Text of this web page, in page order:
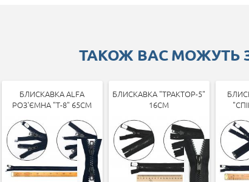
ТАКОЖ ВАС МОЖУТЬ
БЛИСКАВКА ALFA
РОЗ'ЄМНА "Т-8" 65СМ
БЛИСКАВКА "ТРАКТОР-5"
16СМ